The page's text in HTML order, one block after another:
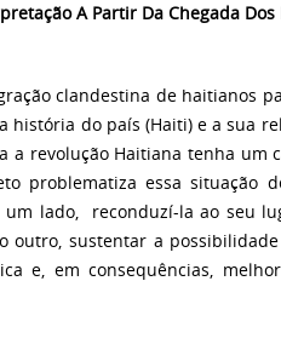
A Partir Da Chegada
clandestina de haitianos
do país (Haiti) e a sua
revolução Haitiana tenha um
problematiza essa situação
lado, reconduzí-la ao seu
outro, sustentar a
e, em consequências,